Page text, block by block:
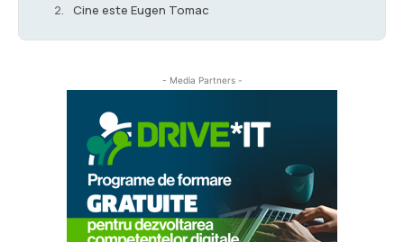
Cine este Eugen Tomac
- Media Partners -